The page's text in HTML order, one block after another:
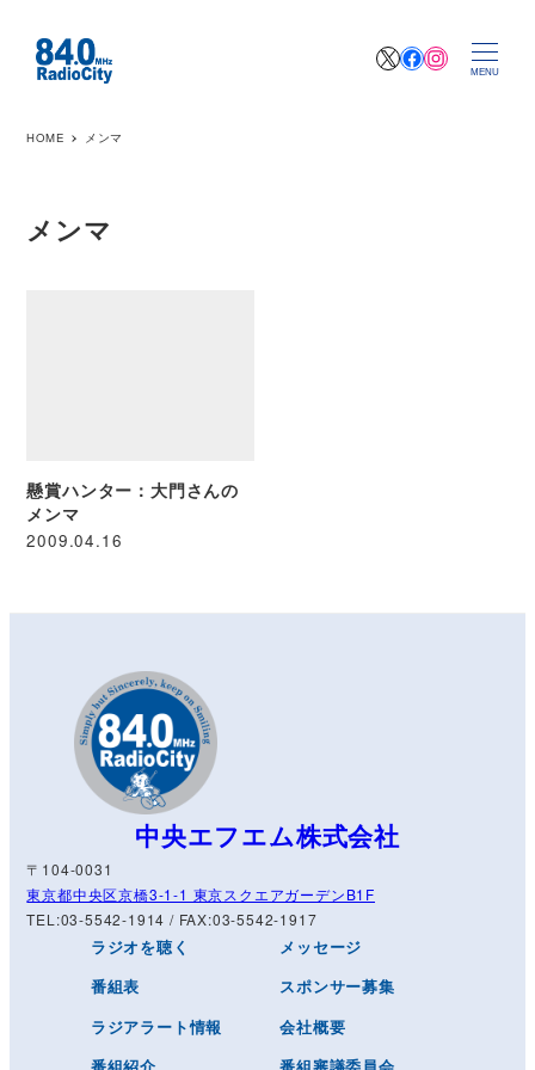
XFacebook
MENU
HOME メンマ
メンマ
懸賞ハンター：大門さんの
メンマ
2009.04.16
中央エフエム株式会社
〒104-0031
東京都中央区京橋3-1-1 東京スクエアガーデンB1F
TEL:03-5542-1914 / FAX:03-5542-1917
ラジオを聴く
番組表
ラジアラート情報
メッセージ
スポンサー募集
会社概要